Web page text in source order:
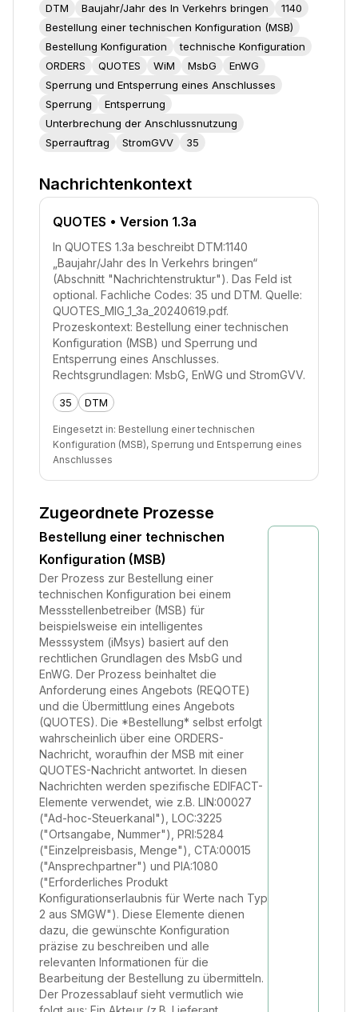
DTM Baujahr/Jahr des In Verkehrs bringen
1140
Bestellung einer technischen Konfiguration (MSB)
Bestellung Konfiguration
technische Konfiguration
ORDERS
QUOTES WiM MsbG
EnWG
Sperrung und Entsperrung eines Anschlusses
Sperrung
Entsperrung
Unterbrechung der Anschlussnutzung
Sperrauftrag
StromGVV 35
Nachrichtenkontext
QUOTES • Version 1.3a
In QUOTES 1.3a beschreibt DTM:1140
„Baujahr/Jahr des In Verkehrs bringen“
(Abschnitt "Nachrichtenstruktur"). Das Feld ist
optional. Fachliche Codes: 35 und DTM. Quelle:
QUOTES_MIG_1_3a_20240619.pdf.
Prozeskontext: Bestellung einer technischen
Konfiguration (MSB) und Sperrung und
Entsperrung eines Anschlusses.
Rechtsgrundlagen: MsbG, EnWG und StromGVV.
35 DTM
Eingesetzt in: Bestellung einer technischen
Konfiguration (MSB), Sperrung und Entsperrung eines
Anschlusses
Zugeordnete Prozesse
Bestellung einer technischen
Konfiguration (MSB)
Der Prozess zur Bestellung einer
technischen Konfiguration bei einem
Messstellenbetreiber (MSB) für
beispielsweise ein intelligentes
Messsystem (iMsys) basiert auf den
rechtlichen Grundlagen des MsbG und
EnWG. Der Prozess beinhaltet die
Anforderung eines Angebots (REQOTE)
und die Übermittlung eines Angebots
(QUOTES). Die *Bestellung* selbst erfolgt
wahrscheinlich über eine ORDERS-
Nachricht, woraufhin der MSB mit einer
QUOTES-Nachricht antwortet. In diesen
Nachrichten werden spezifische EDIFACT-
Elemente verwendet, wie z.B. LIN:00027
("Ad-hoc-Steuerkanal"), LOC:3225
("Ortsangabe, Nummer"), PRI:5284
("Einzelpreisbasis, Menge"), CTA:00015
("Ansprechpartner") und PIA:1080
("Erforderliches Produkt
Konfigurationserlaubnis für Werte nach Typ
2 aus SMGW"). Diese Elemente dienen
dazu, die gewünschte Konfiguration
präzise zu beschreiben und alle
relevanten Informationen für die
Bearbeitung der Bestellung zu übermitteln.
Der Prozessablauf sieht vermutlich wie